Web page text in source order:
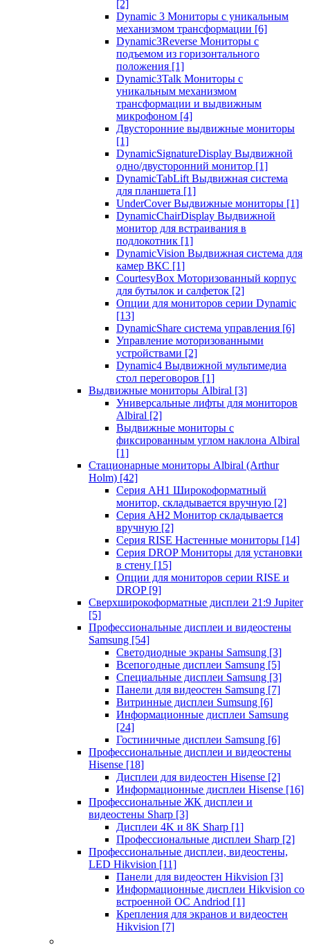
[2]
Dynamic 3 Мониторы с уникальным
механизмом трансформации [6]
Dynamic3Reverse Мониторы с
подъемом из горизонтального
положения [1]
Dynamic3Talk Мониторы с
уникальным механизмом
трансформации и выдвижным
микрофоном [4]
Двусторонние выдвижные мониторы
[1]
DynamicSignatureDisplay Выдвижной
одно/двусторонний монитор [1]
DynamicTabLift Выдвижная система
для планшета [1]
UnderCover Выдвижные мониторы [1]
DynamicChairDisplay Выдвижной
монитор для встраивания в
подлокотник [1]
DynamicVision Выдвижная система для
камер ВКС [1]
CourtesyBox Моторизованный корпус
для бутылок и салфеток [2]
Опции для мониторов серии Dynamic
[13]
DynamicShare система управления [6]
Управление моторизованными
устройствами [2]
Dynamic4 Выдвижной мультимедиа
стол переговоров [1]
Выдвижные мониторы Albiral [3]
Универсальные лифты для мониторов
Albiral [2]
Выдвижные мониторы с
фиксированным углом наклона Albiral
[1]
Стационарные мониторы Albiral (Arthur
Holm) [42]
Серия AH1 Широкоформатный
монитор, складывается вручную [2]
Серия AH2 Монитор складывается
вручную [2]
Серия RISE Настенные мониторы [14]
Серия DROP Мониторы для установки
в стену [15]
Опции для мониторов серии RISE и
DROP [9]
Сверхширокоформатные дисплеи 21:9 Jupiter
[5]
Профессиональные дисплеи и видеостены
Samsung [54]
Светодиодные экраны Samsung [3]
Всепогодные дисплеи Samsung [5]
Специальные дисплеи Samsung [3]
Панели для видеостен Samsung [7]
Витринные дисплеи Sumsung [6]
Информационные дисплеи Samsung
[24]
Гостиничные дисплеи Samsung [6]
Профессиональные дисплеи и видеостены
Hisense [18]
Дисплеи для видеостен Hisense [2]
Информационные дисплеи Hisense [16]
Профессиональные ЖК дисплеи и
видеостены Sharp [3]
Дисплеи 4K и 8K Sharp [1]
Профессиональные дисплеи Sharp [2]
Профессиональные дисплеи, видеостены,
LED Hikvision [11]
Панели для видеостен Hikvision [3]
Информационные дисплеи Hikvision со
встроенной ОС Andriod [1]
Крепления для экранов и видеостен
Hikvision [7]